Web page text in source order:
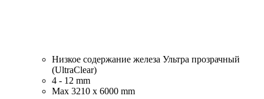
Низкое содержание железа Ультра прозрачный
(UltraClear)
4 - 12 mm
Max 3210 x 6000 mm